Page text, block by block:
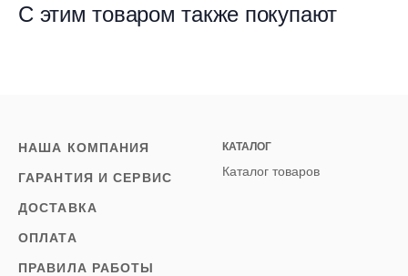
С этим товаром также покупают
НАША КОМПАНИЯ
ГАРАНТИЯ И СЕРВИС
ДОСТАВКА
ОПЛАТА
ПРАВИЛА РАБОТЫ
КАТАЛОГ
Каталог товаров